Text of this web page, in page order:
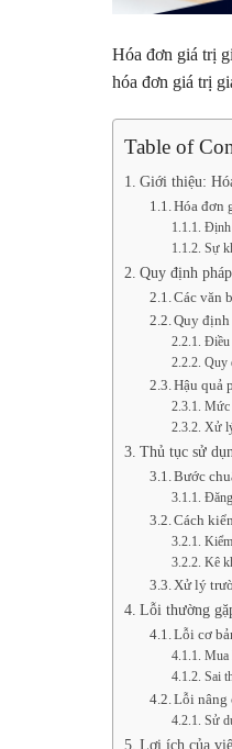
Hóa đơn giá trị
hóa đơn giá trị
Table of
Giới thiệu:
Hóa đơn
Định
Sự
Quy định
Các văn
Quy định
Điều
Quy
Hậu quả
Mức
Xử
Thủ tục sử
Bước
Cách
Kê
Xử lý
Lỗi thường
Lỗi cơ
Mua
Sai
Lỗi nâng
Sử
Lợi ích của